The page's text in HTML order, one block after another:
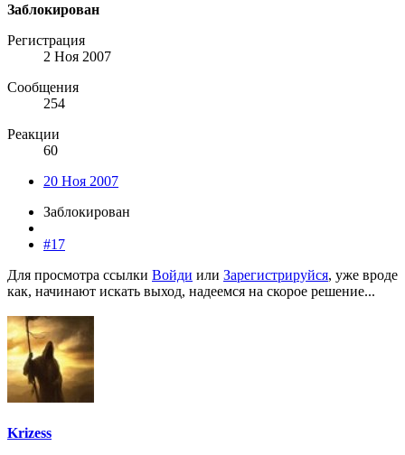
Заблокирован
Регистрация
2 Ноя 2007
Сообщения
254
Реакции
60
20 Ноя 2007
Заблокирован
#17
Для просмотра ссылки Войди или Зарегистрируйся, уже вроде
как, начинают искать выход, надеемся на скорое решение...
Krizess